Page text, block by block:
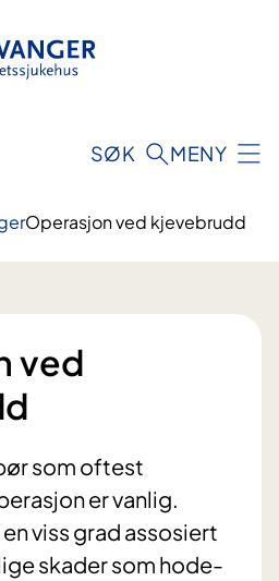
SØK MENY
Operasjon ved kjevebrudd
ved
som oftest
er vanlig.
viss grad assosiert
skader som hode-